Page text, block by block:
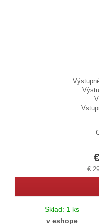
€
Sklad: 1 ks
v eshope